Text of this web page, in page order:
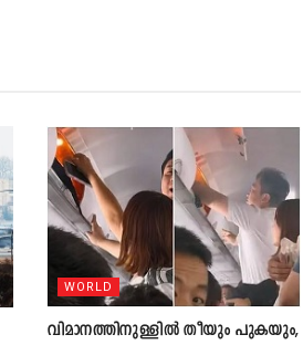
WORLD
വിമാനത്തിനുള്ളിൽ തീയും പുകയും,